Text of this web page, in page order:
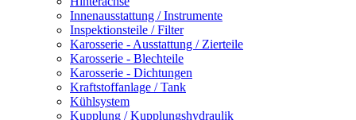
Innenausstattung / Instrumente
Inspektionsteile / Filter
Karosserie - Ausstattung / Zierteile
Karosserie - Blechteile
Karosserie - Dichtungen
Kraftstoffanlage / Tank
Kühlsystem
Kupplung / Kupplungshydraulik